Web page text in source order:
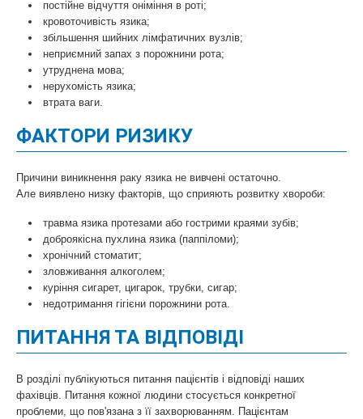
постійне відчуття оніміння в роті;
кровоточивість язика;
збільшення шийних лімфатичних вузлів;
неприємний запах з порожнини рота;
утруднена мова;
нерухомість язика;
втрата ваги.
ФАКТОРИ РИЗИКУ
Причини виникнення раку язика не вивчені остаточно.
Але виявлено низку факторів, що сприяють розвитку хвороби:
травма язика протезами або гострими краями зубів;
доброякісна пухлина язика (паппіломи);
хронічний стоматит;
зловживання алкоголем;
куріння сигарет, цигарок, трубки, сигар;
недотримання гігієни порожнини рота.
ПИТАННЯ ТА ВІДПОВІДІ
В розділі публікуються питання пацієнтів і відповіді наших
фахівців. Питання кожної людини стосується конкретної
проблеми, що пов'язана з її захворюванням. Пацієнтам